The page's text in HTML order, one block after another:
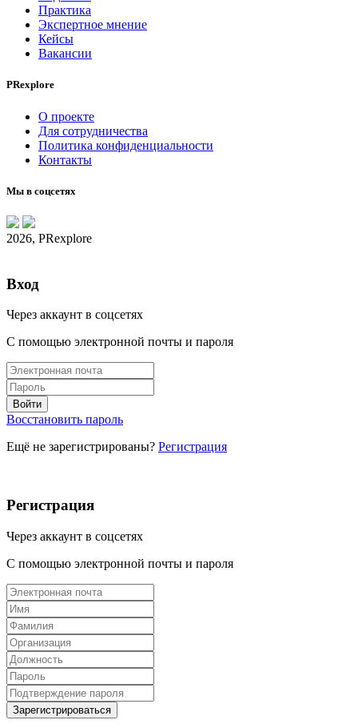
Практика
Экспертное мнение
Кейсы
Вакансии
PRexplore
О проекте
Для сотрудничества
Политика конфиденциальности
Контакты
Мы в соцсетях
2026, PRexplore
Вход
Через аккаунт в соцсетях
С помощью электронной почты и пароля
Восстановить пароль
Ещё не зарегистрированы? Регистрация
Регистрация
Через аккаунт в соцсетях
С помощью электронной почты и пароля